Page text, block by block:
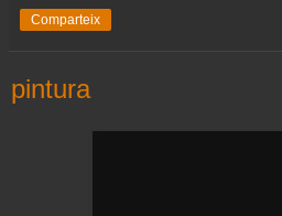
Comparteix
pintura